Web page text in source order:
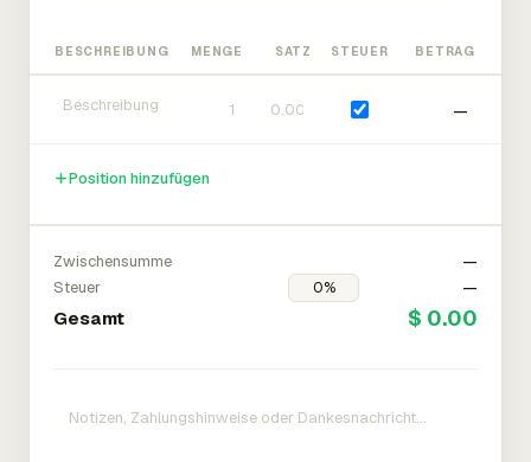
BESCHREIBUNG MENGE SATZ STEUER BETRAG
—
Position hinzufügen
Zwischensumme
—
Steuer
—
Gesamt $ 0.00